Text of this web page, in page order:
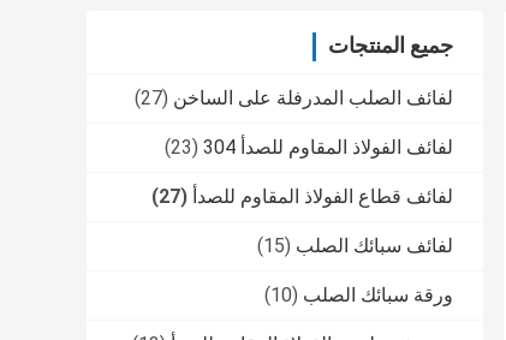
جميع المنتجات
لفائف الصلب المدرفلة على الساخن (27)
لفائف الفولاذ المقاوم للصدأ 304 (23)
لفائف قطاع الفولاذ المقاوم للصدأ (27)
لفائف سبائك الصلب (15)
ورقة سبائك الصلب (10)